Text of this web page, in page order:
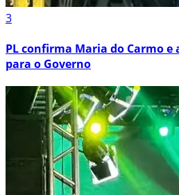
3
PL confirma Maria do Carmo e
para o Governo